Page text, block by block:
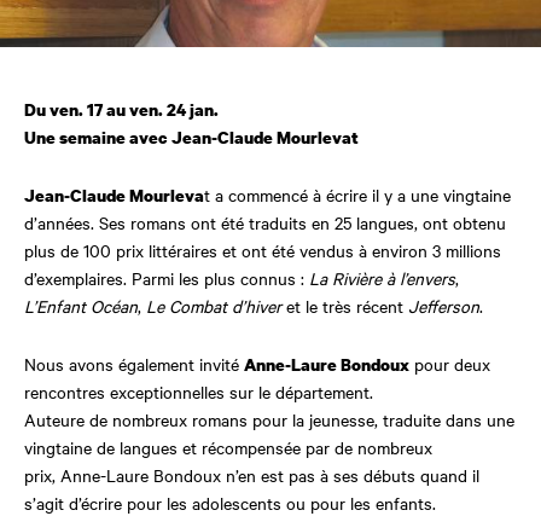
Du ven. 17 au ven. 24 jan.
Une semaine avec Jean-Claude Mourlevat
Jean-Claude Mourlevat a commencé à écrire il y a une vingtaine
d’années. Ses romans ont été traduits en 25 langues, ont obtenu
plus de 100 prix littéraires et ont été vendus à environ 3 millions
d’exemplaires. Parmi les plus connus : La Rivière à l’envers,
L’Enfant Océan, Le Combat d’hiveret le très récent Jefferson.
Nous avons également invité Anne-Laure Bondoux pour deux
rencontres exceptionnelles sur le département.
Auteure de nombreux romans pour la jeunesse, traduite dans une
vingtaine de langues et récompensée par de nombreux
prix, Anne-Laure Bondoux n’en est pas à ses débuts quand il
s’agit d’écrire pour les adolescents ou pour les enfants.